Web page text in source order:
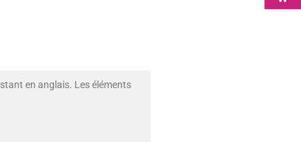
en anglais. Les éléments